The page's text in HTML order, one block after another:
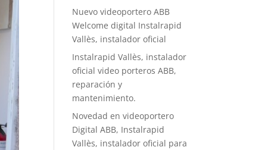
Nuevo videoportero ABB
Welcome digital Instalrapid
Vallès, instalador oficial
Instalrapid Vallès, instalador
oficial video porteros ABB,
reparación y
mantenimiento.
Novedad en videoportero
Digital ABB, Instalrapid
Vallès, instalador oficial para